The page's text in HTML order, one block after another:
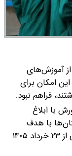
آموزش‌های
امکان برای
فراهم نبود.
با ابلاغ
با هدف
آموزش پودمان‌های جامانده دروس کارگاهی از ۲۳ خرداد ۱۴۰۵